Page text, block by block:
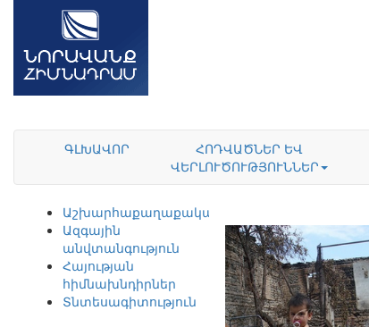
ԳԼԽԱՎՈՐ
ՀՈԴՎԱԾՆԵՐ ԵՎ
ՎԵՐԼՈՒԾՈՒԹՅՈՒՆՆԵՐ
Աշխարհաքաղաքականություն
Ազգային
անվտանգություն
Հայության
հիմնախնդիրներ
Տնտեսագիտություն